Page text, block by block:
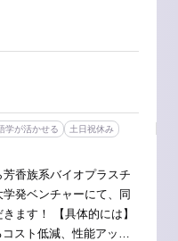
学が活かせる
土日祝休み
香族系バイオプラスチ
発ベンチャーにて、同
体的には】
スト低減、性能アップ